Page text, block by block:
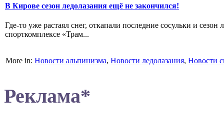
В Кирове сезон ледолазания ещё не закончился!
Где-то уже растаял снег, откапали последние сосульки и
спорткомплексе «Трам...
More in: Новости альпинизма, Новости ледолазания, Новости
Реклама*